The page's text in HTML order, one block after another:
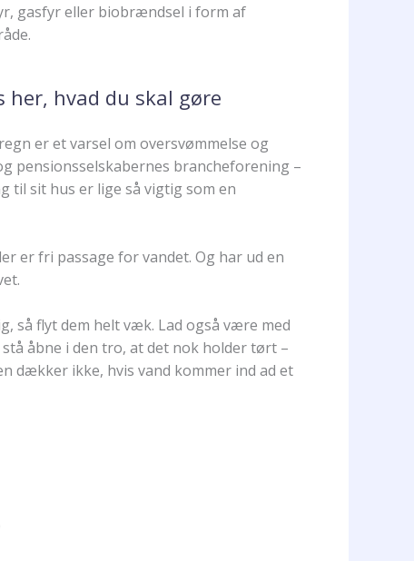
gasfyr eller biobrændsel i form af
her, hvad du skal gøre
er et varsel om oversvømmelse og
pensionsselskabernes brancheforening –
til sit hus er lige så vigtig som en
er fri passage for vandet. Og har ud en
så flyt dem helt væk. Lad også være med
åbne i den tro, at det nok holder tørt –
dækker ikke, hvis vand kommer ind ad et